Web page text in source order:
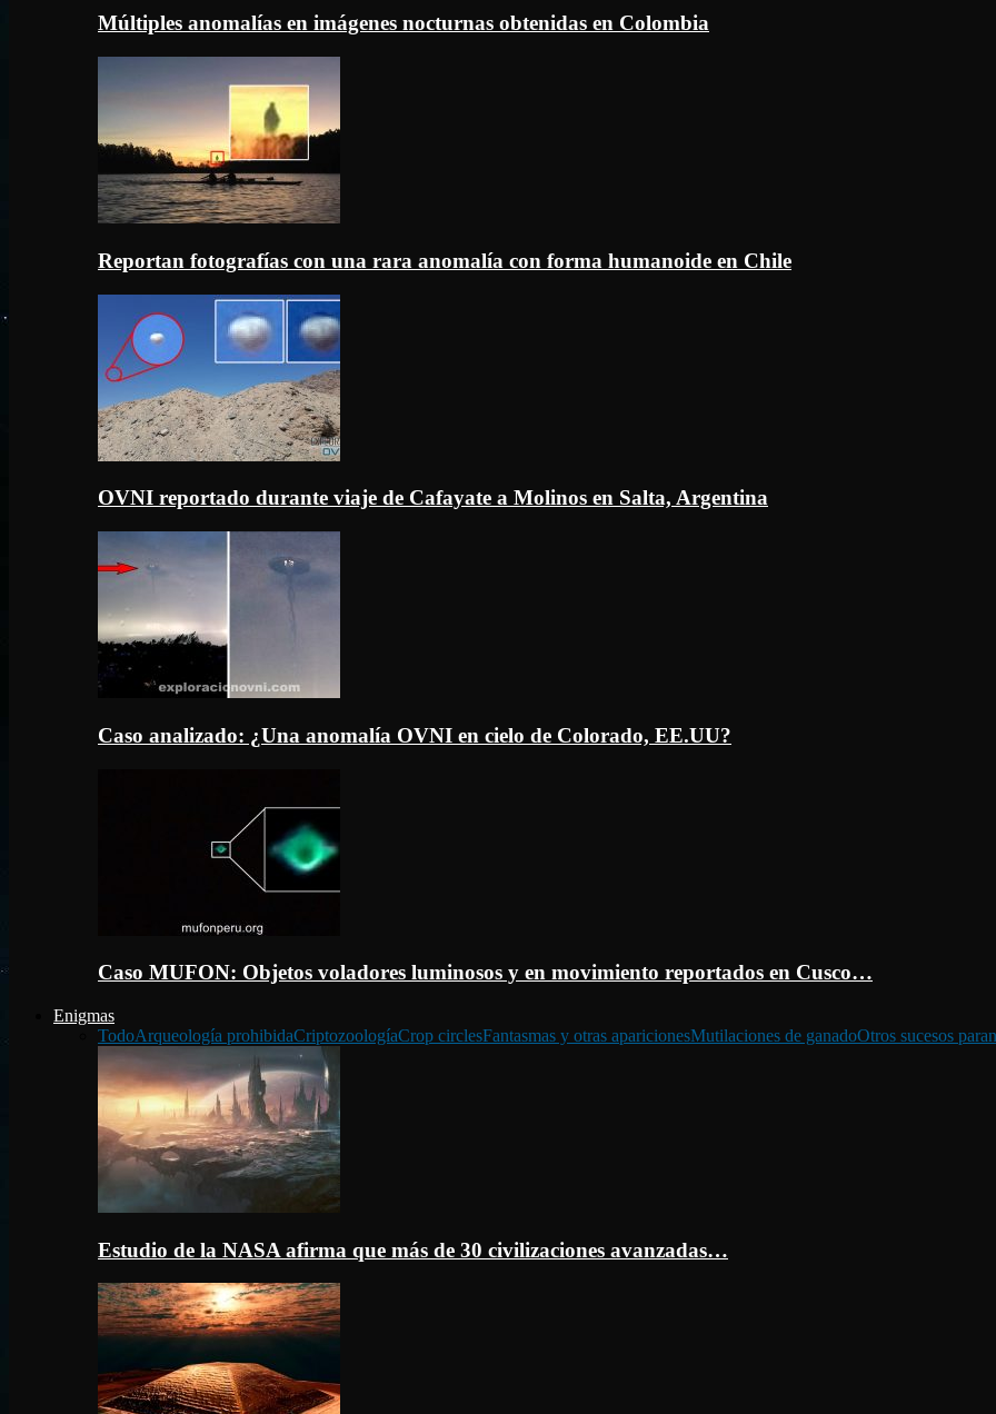
Múltiples anomalías en imágenes nocturnas obtenidas en Colombia
Reportan fotografías con una rara anomalía con forma humanoide en Chile
OVNI reportado durante viaje de Cafayate a Molinos en Salta, Argentina
Caso analizado: ¿Una anomalía OVNI en cielo de Colorado, EE.UU?
Caso MUFON: Objetos voladores luminosos y en movimiento reportados en Cusco…
Enigmas
TodoArqueología prohibidaCriptozoologíaCrop circlesFantasmas y otras aparicionesMutilaciones de ganadoOtros sucesos
Estudio de la NASA afirma que más de 30 civilizaciones avanzadas…